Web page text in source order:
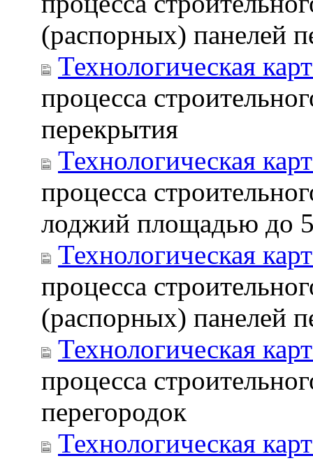
(распорных) панелей
Технологическая
процесса
перекрытия
Технологическая
процесса
лоджий площадью до
Технологическая
процесса
(распорных)
Технологическая
процесса
перегородок
Технологическая